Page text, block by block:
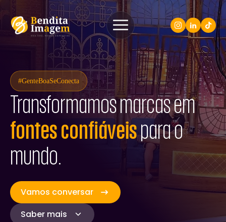
#GenteBoaSeConecta
Transformamos marcas em
fontes confiáveispara o
mundo.
Vamos conversar
Saber mais